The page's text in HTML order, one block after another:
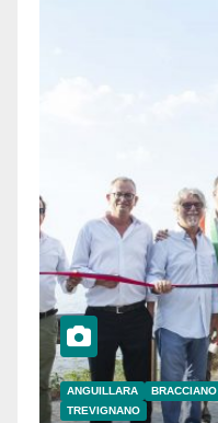
ANGUILLARA BRACCIANO
TREVIGNANO